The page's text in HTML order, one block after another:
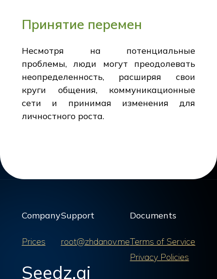
Принятие перемен
Несмотря на потенциальные
проблемы, люди могут преодолевать
неопределенность, расширяя свои
круги общения, коммуникационные
сети и принимая изменения для
личностного роста.
Company
Prices
Support
root@zhdanov.me
Documents
Terms of Service
Privacy Policies
Seedz.ai